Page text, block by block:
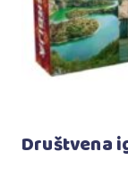
Društvena